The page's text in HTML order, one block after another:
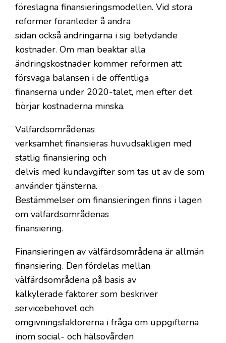
föreslagna finansieringsmodellen. Vid stora
reformer föranleder å andra
sidan också ändringarna i sig betydande
kostnader. Om man beaktar alla
ändringskostnader kommer reformen att
försvaga balansen i de offentliga
finanserna under 2020-talet, men efter det
börjar kostnaderna minska.
Välfärdsområdenas
verksamhet finansieras huvudsakligen med
statlig finansiering och
delvis med kundavgifter som tas ut av de som
använder tjänsterna.
Bestämmelser om finansieringen finns i lagen
om välfärdsområdenas
finansiering.
Finansieringen av välfärdsområdena är allmän
finansiering. Den fördelas mellan
välfärdsområdena på basis av
kalkylerade faktorer som beskriver
servicebehovet och
omgivningsfaktorerna i fråga om uppgifterna
inom social- och hälsovården